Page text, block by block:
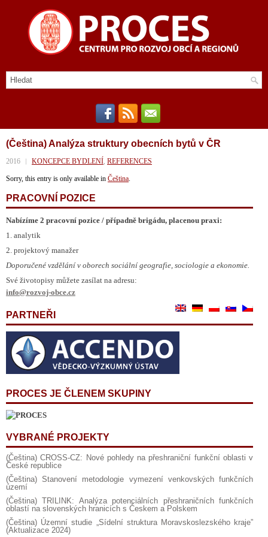
(Čeština) Analýza struktury obecních bytů v ČR
2016 KONCEPCE BYDLENÍ, REFERENCES
Sorry, this entry is only available in Čeština.
PRACOVNÍ POZICE
Nabízíme 2 pracovní pozice / případně brigádu, placenou praxi:
1. analytik
2. projektový manažer
Doporučené vzdělání v oborech sociální geografie, sociologie a ekonomie.
Své životopisy můžete zasílat na adresu:
info@rozvoj-obce.cz
PARTNEŘI
PROCES JE ČLENEM SKUPINY
VYBRANÉ PROJEKTY
(Čeština) CROSS-CZ: Nové pohledy na přeshraniční funkční oblasti v
České republice
(Čeština) Stanovení metodologie vymezení venkovských funkčních
území
(Čeština) TRILINK: Analýza potenciálních přeshraničních funkčních
oblastí na slovenských hranicích s Českem a Polskem
(Čeština) Územní studie „Sídelní struktura Moravskoslezského kraje”
(Aktualizace 2024)